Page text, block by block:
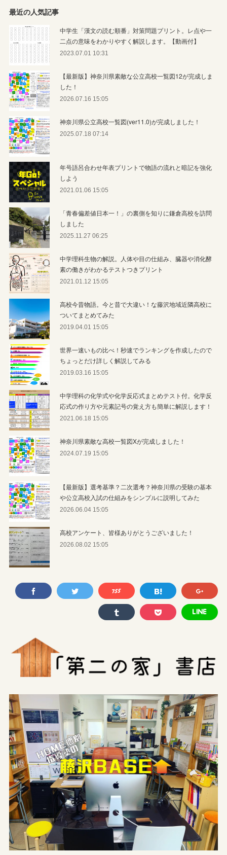
最近の人気記事
中学生「漢文の読む順番」対策問題プリント。レ点や一
二点の意味をわかりやすく解説します。【動画付】
2023.07.01 10:31
【最新版】神奈川県素敵な公立高校一覧図12が完成しま
した！
2026.07.16 15:05
神奈川県公立高校一覧図(ver11.0)が完成しました！
2025.07.18 07:14
年号語呂合わせ年表プリントで物語の流れと暗記を強化
しよう
2021.01.06 15:05
「青春偏差値日本一！」の裏側を知りに鎌倉高校を訪問
しました
2025.11.27 06:25
中学理科生物の解説。人体や目の仕組み、臓器や消化酵
素の働きがわかるテストつきプリント
2021.01.12 15:05
高校今昔物語。今と昔で大違い！な藤沢地域近隣高校に
ついてまとめてみた
2019.04.01 15:05
世界一速いもの比べ！秒速でランキングを作成したので
ちょっとだけ詳しく解説してみる
2019.03.16 15:05
中学理科の化学式や化学反応式まとめテスト付。化学反
応式の作り方や元素記号の覚え方も簡単に解説します！
2021.06.18 15:05
神奈川県素敵な高校一覧図Xが完成しました！
2024.07.19 15:05
【最新版】選考基準？二次選考？神奈川県の受験の基本
や公立高校入試の仕組みをシンプルに説明してみた
2026.06.04 15:05
高校アンケート、皆様ありがとうございました！
2026.08.02 15:05